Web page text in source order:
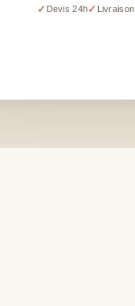
verte
✓ Devis 24h✓ Livraison